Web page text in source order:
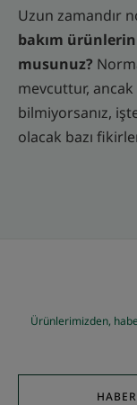
Uzun zamandır
bakım
musunuz?
mevcuttur,
bilmiyorsanız,
olacak bazı
Ürünlerimizden,